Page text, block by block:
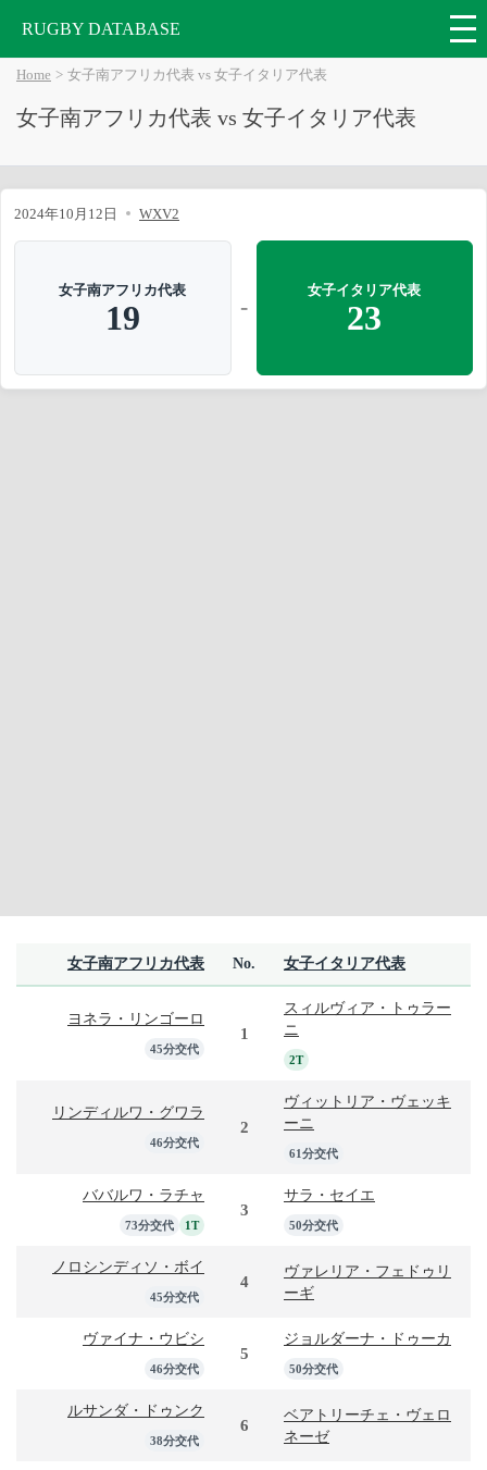
RUGBY DATABASE
Home 女子南アフリカ代表 vs 女子イタリア代表
女子南アフリカ代表 vs 女子イタリア代表
2024年10月12日 WXV2
女子南アフリカ代表
19 -
女子イタリア代表
23
女子南アフリカ代表 No. 女子イタリア代表
ヨネラ・リンゴーロ
45分交代
1
スィルヴィア・トゥラー
ニ
2T
リンディルワ・グワラ
46分交代
2
ヴィットリア・ヴェッキ
ーニ
61分交代
ババルワ・ラチャ
73分交代 1T
3
サラ・セイエ
50分交代
ノロシンディソ・ボイ
45分交代
4
ヴァレリア・フェドゥリ
ーギ
ヴァイナ・ウビシ
46分交代
5
ジョルダーナ・ドゥーカ
50分交代
ルサンダ・ドゥンク
38分交代
6
ベアトリーチェ・ヴェロ
ネーゼ